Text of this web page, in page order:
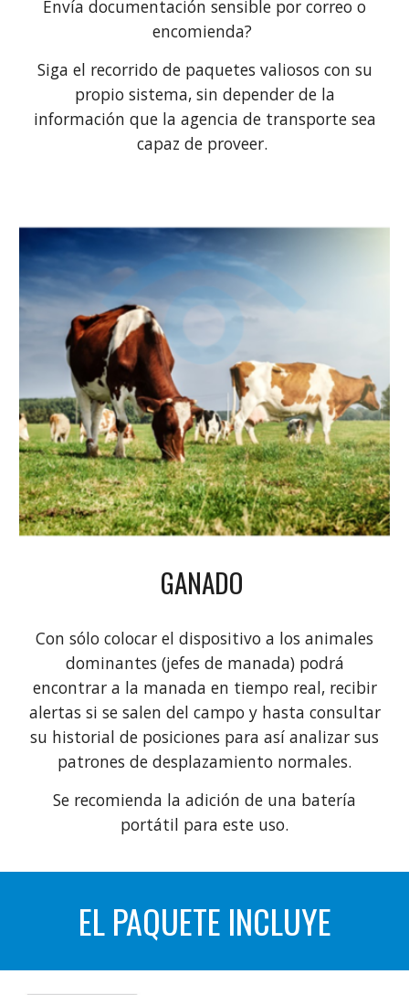
Envía documentación sensible por correo o
encomienda?
Siga el recorrido de paquetes valiosos con su
propio sistema, sin depender de la
información que la agencia de transporte sea
capaz de proveer.
GANADO
Con sólo colocar el dispositivo a los animales
dominantes (jefes de manada) podrá
encontrar a la manada en tiempo real, recibir
alertas si se salen del campo y hasta consultar
su historial de posiciones para así analizar sus
patrones de desplazamiento normales.
Se recomienda la adición de una batería
portátil para este uso.
EL PAQUETE INCLUYE